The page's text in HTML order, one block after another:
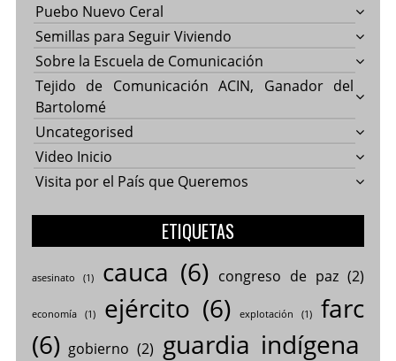
Puebo Nuevo Ceral
Semillas para Seguir Viviendo
Sobre la Escuela de Comunicación
Tejido de Comunicación ACIN, Ganador del
Bartolomé
Uncategorised
Video Inicio
Visita por el País que Queremos
ETIQUETAS
asesinato (1) cauca (6) congreso de paz(2)
economía(1) ejército (6) explotación (1)
farc
(6) gobierno (2) guardia indígena